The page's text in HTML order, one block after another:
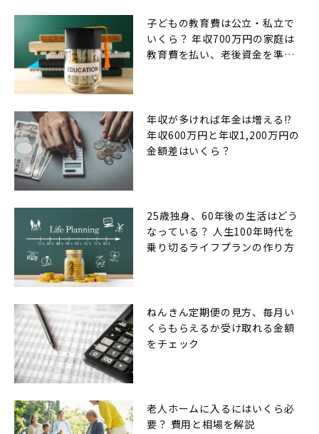
子どもの教育費は公立・私立で
いくら？ 年収700万円の家庭は
教育費を払い、老後資金を準備
年収が多ければ年金は増える!?
年収600万円と年収1,200万円の
金額差はいくら？
25歳独身、60年後の生活はどう
なっている？ 人生100年時代を
乗り切るライフプランの作り方
ねんきん定期便の見方、毎月い
くらもらえるか受け取れる金額
をチェック
老人ホームに入るにはいくら必
要？ 費用と相場を解説